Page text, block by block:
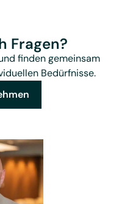
Fragen?
finden gemeinsam
Bedürfnisse.